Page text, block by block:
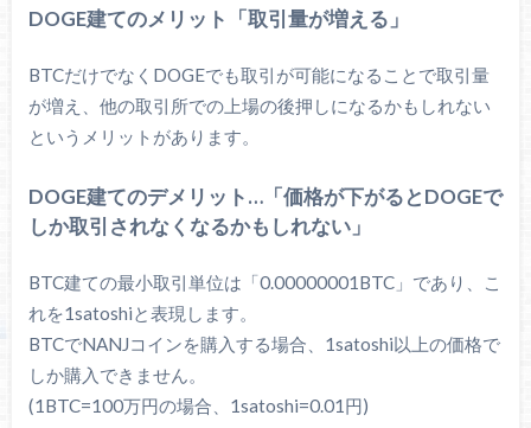
DOGE建てのメリット「取引量が増える」
BTCだけでなくDOGEでも取引が可能になることで取引量
が増え、他の取引所での上場の後押しになるかもしれない
というメリットがあります。
DOGE建てのデメリット…「価格が下がるとDOGEで
しか取引されなくなるかもしれない」
BTC建ての最小取引単位は「0.00000001BTC」であり、こ
れを1satoshiと表現します。
BTCでNANJコインを購入する場合、1satoshi以上の価格で
しか購入できません。
(1BTC=100万円の場合、1satoshi=0.01円)